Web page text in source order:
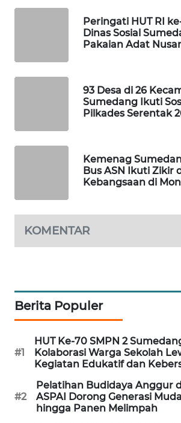
Peringati HUT RI
Dinas Sosial
Pakaian Adat
93 Desa di 26
Sumedang Ikuti
Pilkades Serentak
Kemenag
Bus ASN Ikuti Zikir
Kebangsaan di
KOMENTAR
Berita Populer
#1
HUT Ke-70 SMPN 2
Kolaborasi Warga Sekolah
Kegiatan Edukatif dan
#2
Pelatihan Budidaya Anggur
ASPAI Dorong Generasi
hingga Panen Melimpah
HUMBANG
NEWS
FISUELRI
ID
ENERGI
NEWS
CILEUNGSI
NEWS